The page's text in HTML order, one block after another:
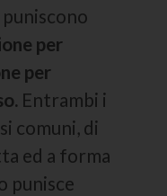
per
per
Entrambi i
comuni, di
ed a forma
punisce